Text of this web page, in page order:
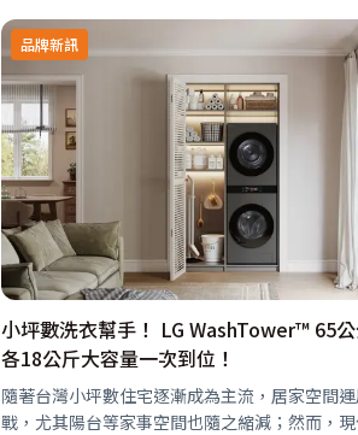
品牌新訊
小坪數洗衣幫手！ LG WashTower™ 65公分
各18公斤大容量一次到位！
隨著台灣小坪數住宅逐漸成為主流，居家空間
戰，尤其陽台等家事空間也隨之縮減；然而，